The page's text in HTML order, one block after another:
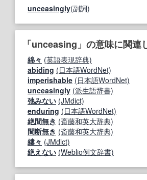
unceasingly(副詞)
「unceasing」の意味に関連
綿々 (英語表現辞典)
abiding (日本語WordNet)
imperishable (日本語WordNet)
unceasingly (派生語辞書)
弛みない (JMdict)
enduring (日本語WordNet)
絶間無き (斎藤和英大辞典)
間断無き (斎藤和英大辞典)
縷々 (JMdict)
絶えない (Weblio例文辞書)